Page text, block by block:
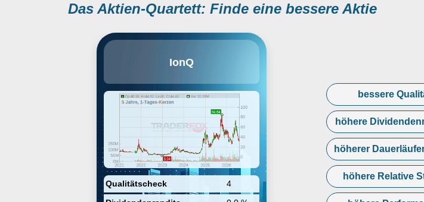
Das Aktien-Quartett: Finde eine bessere Aktie
IonQ
Qualitätscheck
4
manufactures quantum
quantum computing and quantum
information processing. The
company was founded by
Christopher Monroe and Jung
Sang Kim in 2015 and is
headquartered in College Park,
MD.
bessere
höhere
höherer
höhere Relative